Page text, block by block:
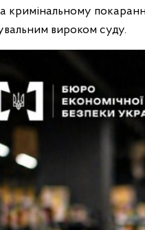
кримінальному
вироком суду.